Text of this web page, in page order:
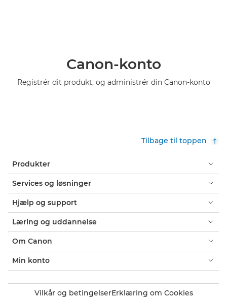
Canon-konto
Registrér dit produkt, og administrér din Canon-konto
Tilbage til toppen
Produkter
Services og løsninger
Hjælp og support
Læring og uddannelse
Om Canon
Min konto
Vilkår og betingelserErklæring om Cookies